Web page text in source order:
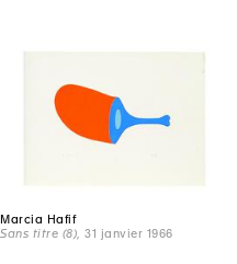
Marcia Hafif
Sans titre (8) , 31 janvier 1966